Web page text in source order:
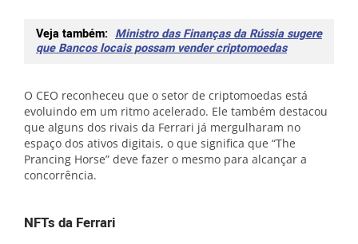
Veja também: Ministro das Finanças da Rússia sugere
que Bancos locais possam vender criptomoedas
O CEO reconheceu que o setor de criptomoedas está
evoluindo em um ritmo acelerado. Ele também destacou
que alguns dos rivais da Ferrari já mergulharam no
espaço dos ativos digitais, o que significa que “The
Prancing Horse” deve fazer o mesmo para alcançar a
concorrência.
NFTs da Ferrari